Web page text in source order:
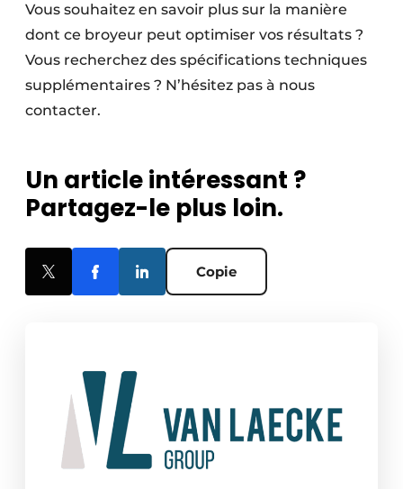
Vous souhaitez en savoir plus sur la manière
dont ce broyeur peut optimiser vos résultats ?
Vous recherchez des spécifications techniques
supplémentaires ? N’hésitez pas à nous
contacter.
Un article intéressant ?
Partagez-le plus loin.
Copie